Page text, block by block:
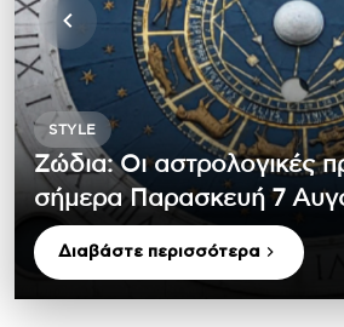
STYLE
Ζώδια: Οι αστρολογικές
σήμερα Παρασκευή 7
Διαβάστε περισσότερα